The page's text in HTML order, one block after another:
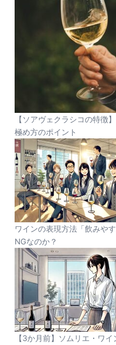
【ソアヴェクラシコの特徴
極め方のポイント
ワインの表現方法「飲みや
NGなのか？
【3か月前】ソムリエ・ワ